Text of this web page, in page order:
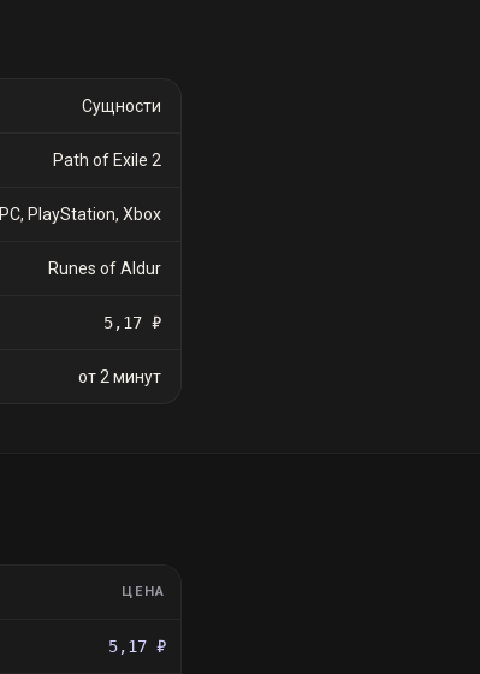
Сущности
Path of Exile 2
PC, PlayStation, Xbox
Runes of Aldur
5,17 ₽
от 2 минут
ЦЕНА
5,17 ₽